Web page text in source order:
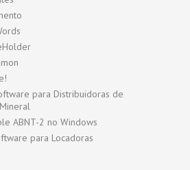
para Distribuidoras de
ABNT-2 no Windows
para Locadoras